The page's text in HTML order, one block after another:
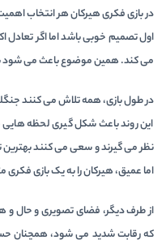
در بازی فکری هیرکان هر انتخاب
اول تصمیم خوبی باشد اما اگر تعادل
می کند. همین موضوع باعث می شود
در طول بازی، همه تلاش می کنند
این روند باعث شکل گیری لحظه هایی
نظر می گیرند و سعی می کنند بهترین
اما عمیق، هیرکان را به یکبازی فکری
از طرف دیگر، فضای تصویری و حال
که رقابت شدید می شود، همچنان